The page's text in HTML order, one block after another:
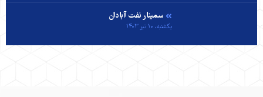
سمینار نفت آبادان
یکشنبه، ۱۰ تیر ۱۴۰۳